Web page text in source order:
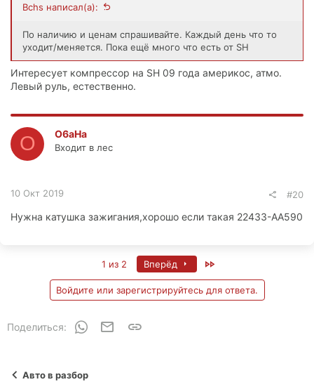
Bchs написал(а):
По наличию и ценам спрашивайте. Каждый день что то
уходит/меняется. Пока ещё много что есть от SH
Интересует компрессор на SH 09 года америкос, атмо.
Левый руль, естественно.
O O6aHa
Входит в лес
10 Окт 2019 #20
Нужна катушка зажигания,хорошо если такая 22433-АА590
1 из 2 Вперёд
Войдите или зарегистрируйтесь для ответа.
Поделиться: WhatsAppЭлектронная почта
Авто в разбор